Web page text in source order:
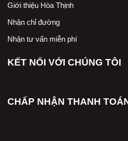
Giới thiệu Hòa Thịnh
Nhận chỉ đường
Nhận tư vấn miễn phí
KẾT NỐI VỚI CHÚNG TÔI
CHẤP NHẬN THANH